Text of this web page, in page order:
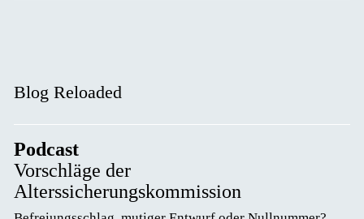
Blog Reloaded
Podcast
Vorschläge der
Alterssicherungskommission